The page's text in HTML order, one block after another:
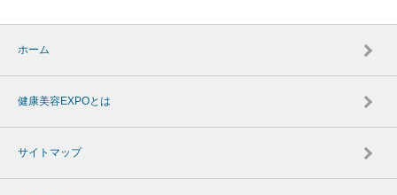
ホーム
健康美容EXPOとは
サイトマップ